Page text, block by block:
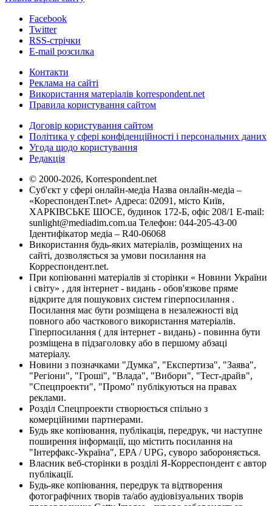
Facebook
Twitter
RSS-стрічки
E-mail розсилка
Контакти
Реклама на сайті
Використання матеріалів korrespondent.net
Правила користування сайтом
Договір користування сайтом
Політика у сфері конфіденційності і персональних даних
Угода щодо користування
Редакція
© 2000-2026, Korrespondent.net
Суб'єкт у сфері онлайн-медіа Назва онлайн-медіа –
«КореспонденТ.net» Адреса: 02091, місто Київ,
ХАРКІВСЬКЕ ШОСЕ, будинок 172-Б, офіс 208/1 E-mail:
sunlight@mediadim.com.ua Телефон: 044-205-43-00
Ідентифікатор медіа – R40-06068
Використання будь-яких матеріалів, розміщених на
сайті, дозволяється за умови посилання на
Корреспондент.net.
При копіюванні матеріалів зі сторінки « Новини України
і світу» , для інтернет - видань - обов'язкове пряме
відкрите для пошукових систем гіперпосилання .
Посилання має бути розміщена в незалежності від
повного або часткового використання матеріалів.
Гіперпосилання ( для інтернет - видань) - повинна бути
розміщена в підзаголовку або в першому абзаці
матеріалу.
Новини з позначками "Думка", "Експертиза", "Заява",
"Регіони", "Гроші", "Влада", "Вибори", "Тест-драйв",
"Спецпроекти", "Промо" публікуються на правах
реклами.
Розділ Спецпроекти створюється спільно з
комерційними партнерами.
Будь яке копіювання, публікація, передрук, чи наступне
поширення інформації, що містить посилання на
"Інтерфакс-Україна", EPA / UPG, суворо забороняється.
Власник веб-сторінки в розділі Я-Корреспондент є автор
публікації.
Будь-яке копіювання, передрук та відтворення
фотографічних творів та/або аудіовізуальних творів